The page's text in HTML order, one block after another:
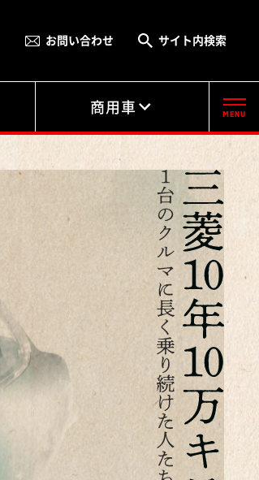
お問い合わせ サイト内検索
商用車